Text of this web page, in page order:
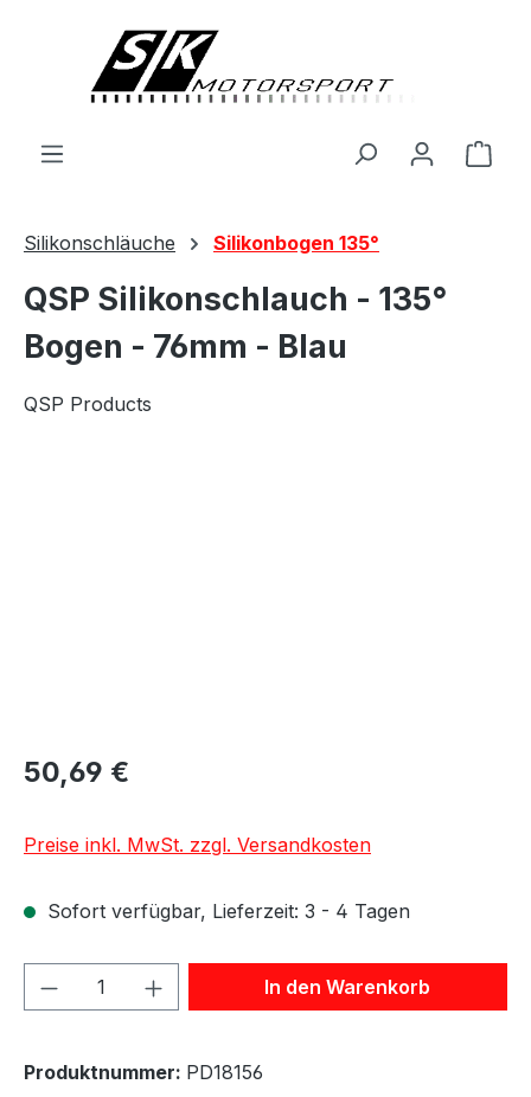
Silikonschläuche Silikonbogen 135°
QSP Silikonschlauch - 135°
Bogen - 76mm - Blau
QSP Products
50,69 €
Preise inkl. MwSt. zzgl. Versandkosten
Sofort verfügbar, Lieferzeit: 3 - 4 Tagen
Produkt Anzahl: Gib denIn den Warenkorb
Produktnummer: PD18156